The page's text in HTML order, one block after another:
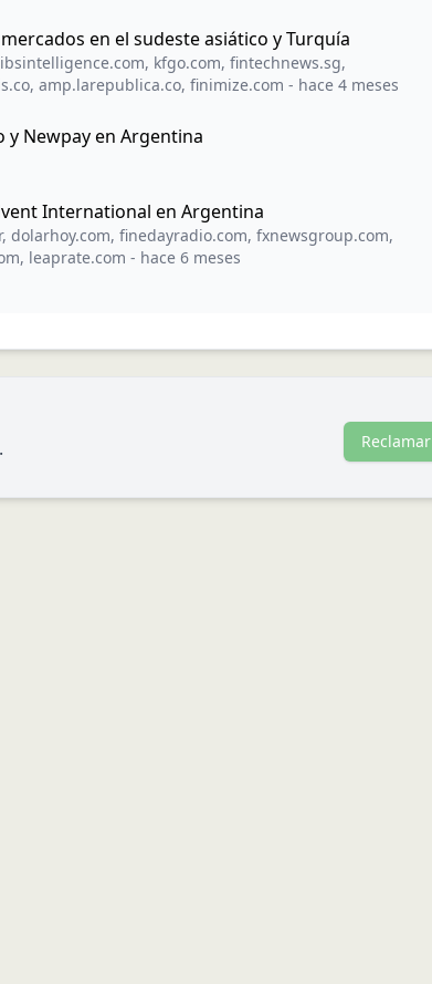
en el sudeste asiático y Turquía
ibsintelligence.com, kfgo.com, fintechnews.sg,
, amp.larepublica.co, finimize.com - hace 4 meses
y Newpay en Argentina
International en Argentina
, dolarhoy.com, finedayradio.com, fxnewsgroup.com,
, leaprate.com - hace 6 meses
Reclamar